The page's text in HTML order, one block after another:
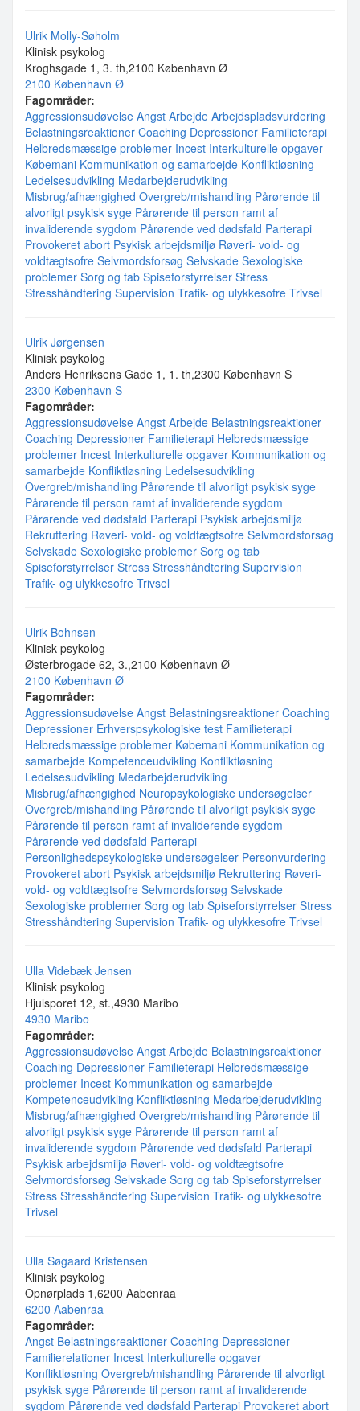
Ulrik Molly-Søholm
Klinisk psykolog
Kroghsgade 1, 3. th,2100 København Ø
2100 København Ø
Fagområder:
Aggressionsudøvelse Angst Arbejde Arbejdspladsvurdering
Belastningsreaktioner Coaching Depressioner Familieterapi
Helbredsmæssige problemer Incest Interkulturelle opgaver
Købemani Kommunikation og samarbejde Konfliktløsning
Ledelsesudvikling Medarbejderudvikling
Misbrug/afhængighed Overgreb/mishandling Pårørende til
alvorligt psykisk syge Pårørende til person ramt af
invaliderende sygdom Pårørende ved dødsfald Parterapi
Provokeret abort Psykisk arbejdsmiljø Røveri- vold- og
voldtægtsofre Selvmordsforsøg Selvskade Sexologiske
problemer Sorg og tab Spiseforstyrrelser Stress
Stresshåndtering Supervision Trafik- og ulykkesofre Trivsel
Ulrik Jørgensen
Klinisk psykolog
Anders Henriksens Gade 1, 1. th,2300 København S
2300 København S
Fagområder:
Aggressionsudøvelse Angst Arbejde Belastningsreaktioner
Coaching Depressioner Familieterapi Helbredsmæssige
problemer Incest Interkulturelle opgaver Kommunikation og
samarbejde Konfliktløsning Ledelsesudvikling
Overgreb/mishandling Pårørende til alvorligt psykisk syge
Pårørende til person ramt af invaliderende sygdom
Pårørende ved dødsfald Parterapi Psykisk arbejdsmiljø
Rekruttering Røveri- vold- og voldtægtsofre Selvmordsforsøg
Selvskade Sexologiske problemer Sorg og tab
Spiseforstyrrelser Stress Stresshåndtering Supervision
Trafik- og ulykkesofre Trivsel
Ulrik Bohnsen
Klinisk psykolog
Østerbrogade 62, 3.,2100 København Ø
2100 København Ø
Fagområder:
Aggressionsudøvelse Angst Belastningsreaktioner Coaching
Depressioner Erhverspsykologiske test Familieterapi
Helbredsmæssige problemer Købemani Kommunikation og
samarbejde Kompetenceudvikling Konfliktløsning
Ledelsesudvikling Medarbejderudvikling
Misbrug/afhængighed Neuropsykologiske undersøgelser
Overgreb/mishandling Pårørende til alvorligt psykisk syge
Pårørende til person ramt af invaliderende sygdom
Pårørende ved dødsfald Parterapi
Personlighedspsykologiske undersøgelser Personvurdering
Provokeret abort Psykisk arbejdsmiljø Rekruttering Røveri-
vold- og voldtægtsofre Selvmordsforsøg Selvskade
Sexologiske problemer Sorg og tab Spiseforstyrrelser Stress
Stresshåndtering Supervision Trafik- og ulykkesofre Trivsel
Ulla Videbæk Jensen
Klinisk psykolog
Hjulsporet 12, st.,4930 Maribo
4930 Maribo
Fagområder:
Aggressionsudøvelse Angst Arbejde Belastningsreaktioner
Coaching Depressioner Familieterapi Helbredsmæssige
problemer Incest Kommunikation og samarbejde
Kompetenceudvikling Konfliktløsning Medarbejderudvikling
Misbrug/afhængighed Overgreb/mishandling Pårørende til
alvorligt psykisk syge Pårørende til person ramt af
invaliderende sygdom Pårørende ved dødsfald Parterapi
Psykisk arbejdsmiljø Røveri- vold- og voldtægtsofre
Selvmordsforsøg Selvskade Sorg og tab Spiseforstyrrelser
Stress Stresshåndtering Supervision Trafik- og ulykkesofre
Trivsel
Ulla Søgaard Kristensen
Klinisk psykolog
Opnørplads 1,6200 Aabenraa
6200 Aabenraa
Fagområder:
Angst Belastningsreaktioner Coaching Depressioner
Familierelationer Incest Interkulturelle opgaver
Konfliktløsning Overgreb/mishandling Pårørende til alvorligt
psykisk syge Pårørende til person ramt af invaliderende
sygdom Pårørende ved dødsfald Parterapi Provokeret abort